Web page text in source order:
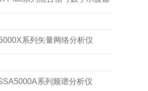
系列矢量网络分析仪
系列频谱分析仪